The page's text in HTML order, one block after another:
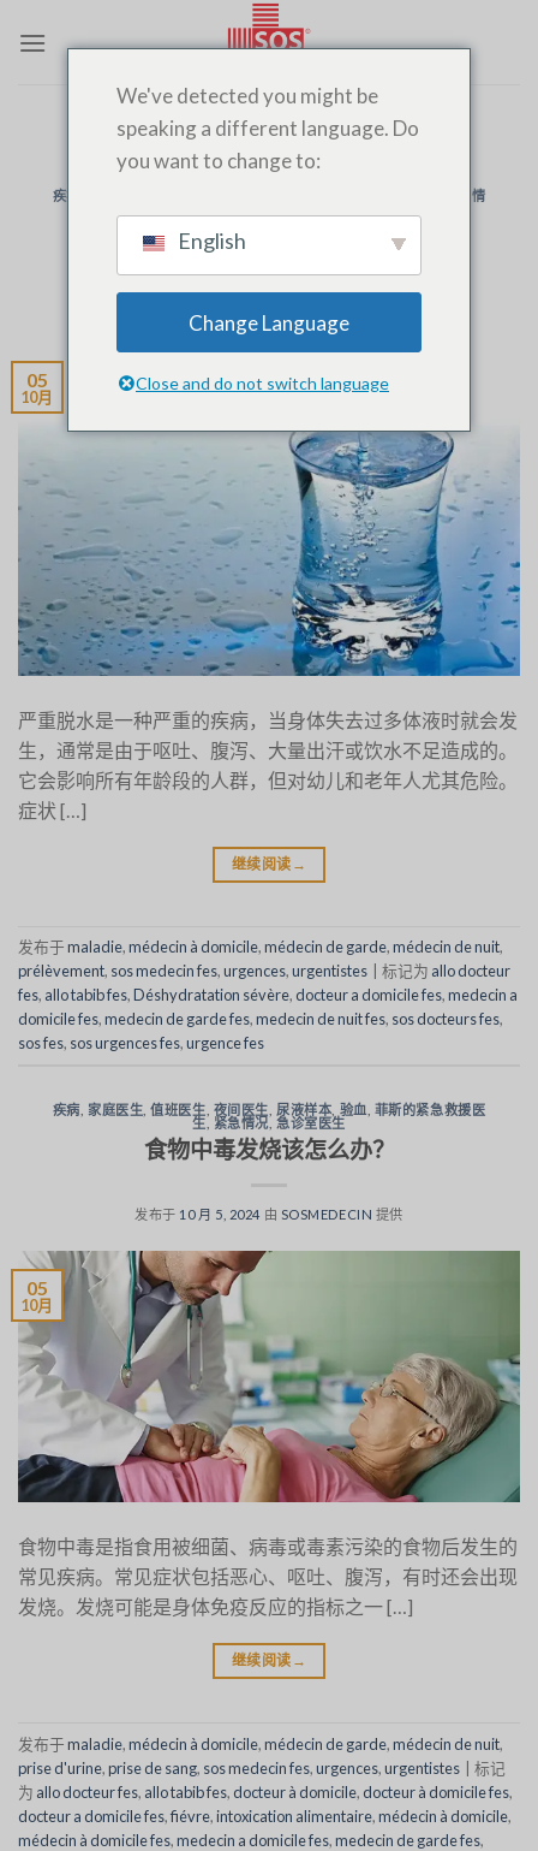
类别存档：MÉDECIN DE NUIT
疾病
紧急情
严重脱水：了解和应对
05
10月
严重脱水是一种严重的疾病，当身体失去过多体液时就会发
生，通常是由于呕吐、腹泻、大量出汗或饮水不足造成的。
它会影响所有年龄段的人群，但对幼儿和老年人尤其危险。
症状 […]
继续阅读 →
发布于maladie,médecin à domicile,médecin de garde,médecin de nuit,
prélèvement, sos medecin fes,urgences,urgentistes 标记为 allo docteur
fes, allo tabib fes,Déshydratation sévère, docteur a domicile fes,medecin a
domicile fes,medecin de garde fes,medecin de nuit fes, sos docteurs fes,
sos fes, sos urgences fes,urgence fes
疾病 家庭医生 ,值班医生 夜间医生 尿液样本 验血 菲斯的紧急救援医
生, 紧急情况,急诊室医生
食物中毒发烧该怎么办？
发布于 10 月 5, 2024 由 SOSMEDECIN 提供
05
10月
食物中毒是指食用被细菌、病毒或毒素污染的食物后发生的
常见疾病。常见症状包括恶心、呕吐、腹泻，有时还会出现
发烧。发烧可能是身体免疫反应的指标之一 […]
继续阅读 →
发布于maladie,médecin à domicile,médecin de garde,médecin de nuit,
prise d'urine,prise de sang, sos medecin fes,urgences,urgentistes
标记
为 allo docteur fes, allo tabib fes, docteur à domicile, docteur à domicile fes,
docteur a domicile fes,fiévre,intoxication alimentaire,médecin à domicile,
médecin à domicile fes,medecin a domicile fes,medecin de garde fes,
We've detected you might be
speaking a different language. Do
you want to change to:
English
Change Language
Close and do not switch language